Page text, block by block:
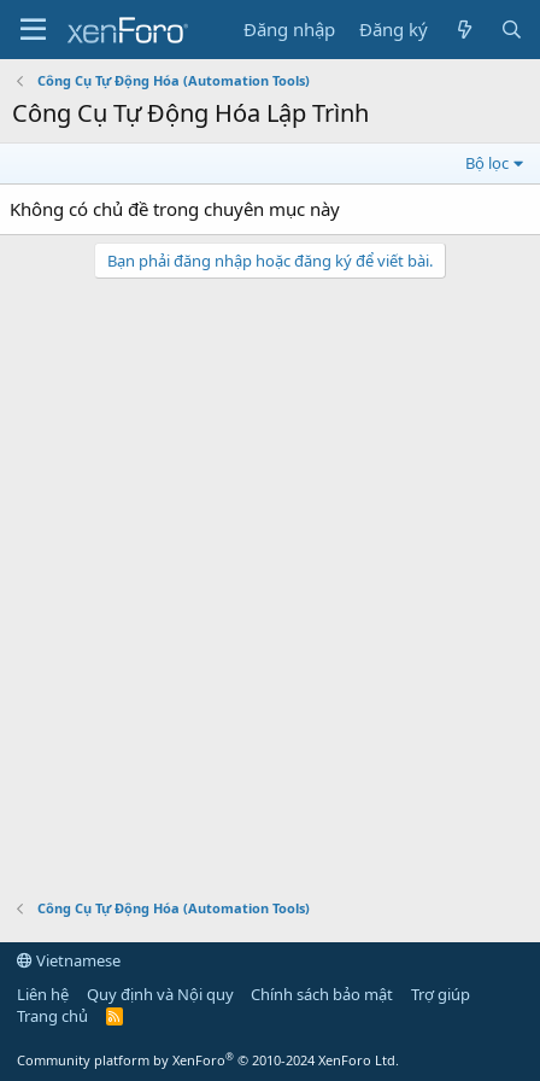
Đăng nhập Đăng ký
Công Cụ Tự Động Hóa (Automation Tools)
Công Cụ Tự Động Hóa Lập Trình
Bộ lọc
Không có chủ đề trong chuyên mục này
Bạn phải đăng nhập hoặc đăng ký để viết bài.
Công Cụ Tự Động Hóa (Automation Tools)
Vietnamese
Liên hệ
Quy định và Nội quy Chính sách bảo mật
Trợ giúp
Trang chủ
R
Community platform by XenForo® © 2010-2024 XenForo Ltd.